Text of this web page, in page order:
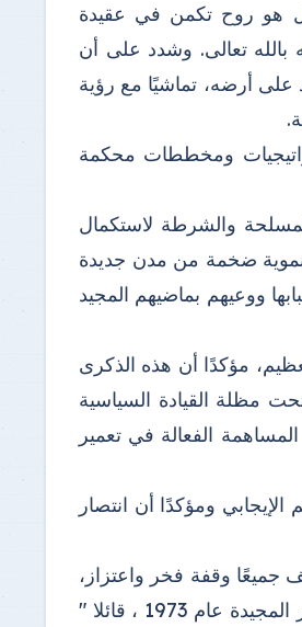
بل هو روح تكمن في عقيدة
بالله تعالى. وشدد على أن
أرضه، تماشيًا مع رؤية
ومخططات محكمة
والشرطة لاستكمال
ضخمة من مدن جديدة
ووعيهم بماضيهم المجيد
مؤكدًا أن هذه الذكرى
مظلة القيادة السياسية
الفعالة في تعمير
ومؤكدًا أن انتصار
جميعًا وقفة فخر واعتزاز،
نستحضر فيها واحدة من أعظم صفحات التاريخ المصري الحديث، ذكرى انتصارات حرب أكتوبر المجيدة عام 1973 ، قائلا "